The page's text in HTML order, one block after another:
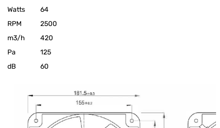
Watts
64
RPM
2500
m3/h
420
Pa
125
dB
60